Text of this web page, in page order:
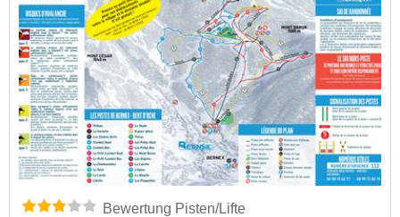
Bewertung Pisten/Lifte